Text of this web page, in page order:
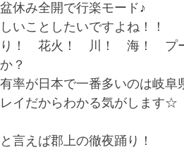
休み全開で行楽モード♪
いことしたいですよね！！
！　花火！　川！　海！　プ
？
率が日本で一番多いのは岐阜
イだからわかる気がします☆
言えば郡上の徹夜踊り！